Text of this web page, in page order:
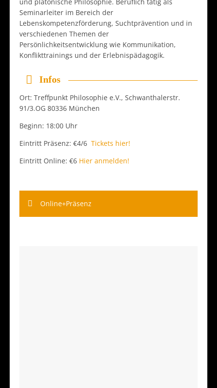
Seminarleiter im Bereich der
Lebenskompetenzförderung, Suchtprävention und in
verschiedenen Themen der
Persönlichkeitsentwicklung wie Kommunikation,
Konflikttrainings und der Erlebnispädagogik.
Infos
Ort: Treffpunkt Philosophie e.V., Schwanthalerstr.
91/3.OG 80336 München
Beginn: 18:00 Uhr
Eintritt Präsenz: €4/6 Tickets hier!
Eintritt Online: €6 Hier anmelden!
Online+Präsenz